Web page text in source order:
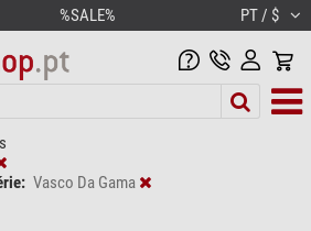
%SALE% PT / $
Vasco Da Gama